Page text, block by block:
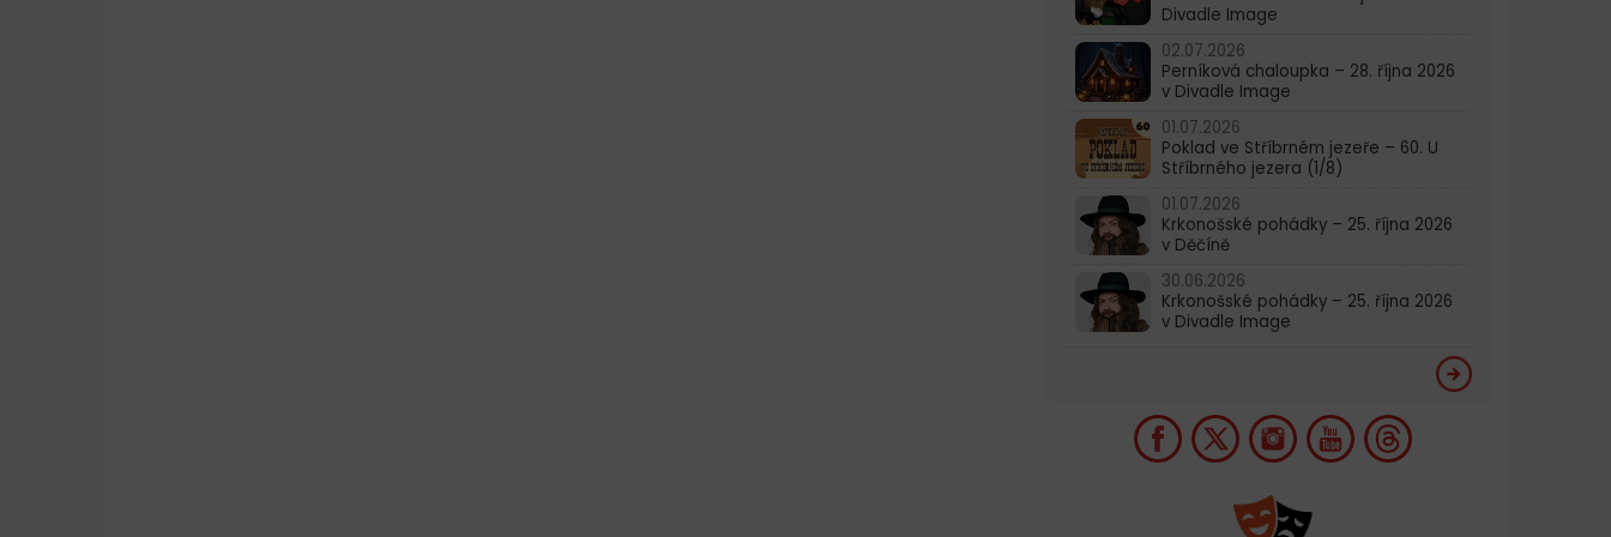
Divadle Image
02.07.2026
Perníková chaloupka – 28. října 2026
v Divadle Image
01.07.2026
Poklad ve Stříbrném jezeře – 60. U
Stříbrného jezera (1/8)
01.07.2026
Krkonošské pohádky – 25. října 2026
v Děčíně
30.06.2026
Krkonošské pohádky – 25. října 2026
v Divadle Image